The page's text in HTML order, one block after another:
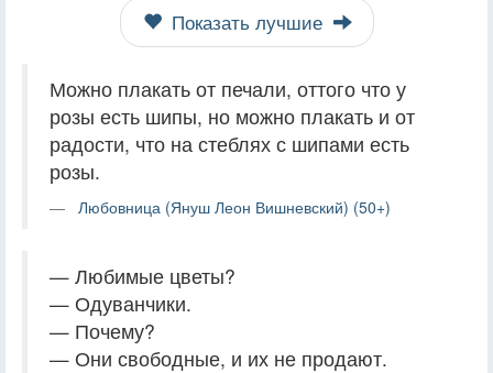
Показать лучшие
Можно плакать от печали, оттого что у
розы есть шипы, но можно плакать и от
радости, что на стеблях с шипами есть
розы.
Любовница (Януш Леон Вишневский) (50+)
— Любимые цветы?
— Одуванчики.
— Почему?
— Они свободные, и их не продают.